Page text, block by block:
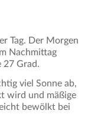
Tag. Der Morgen
Nachmittag
27 Grad.
viel Sonne ab,
wird und mäßige
bewölkt bei